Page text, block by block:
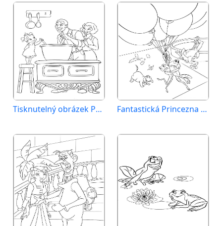
Tisknutelný obrázek Princezna a žabák Fantastická Princezna a žabák